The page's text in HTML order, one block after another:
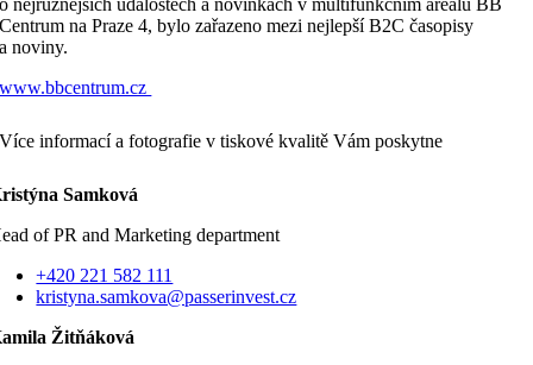
o nejrůznějších událostech a novinkách v multifunkčním areálu BB
Centrum na Praze 4, bylo zařazeno mezi nejlepší B2C časopisy
a noviny.
www.bbcentrum.cz
Více informací a fotografie v tiskové kvalitě Vám poskytne
Samková
of PR and Marketing department
+420 221 582 111
kristyna.samkova@passerinvest.cz
Žitňáková